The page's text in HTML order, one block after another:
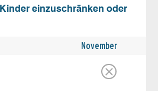
einzuschränken oder
November